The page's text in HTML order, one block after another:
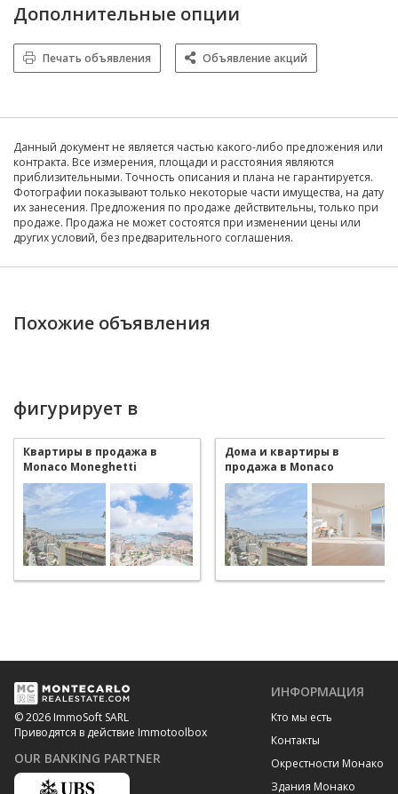
Дополнительные опции
Печать объявления Объявление акций
Данный документ не является частью какого-либо предложения или
контракта. Все измерения, площади и расстояния являются
приблизительными. Точность описания и плана не гарантируется.
Фотографии показывают только некоторые части имущества, на дату
их занесения. Предложения по продаже действительны, только при
продаже. Продажа не может состоятся при изменении цены или
других условий, без предварительного соглашения.
Похожие объявления
фигурирует в
Квартиры в продажа в
Monaco Moneghetti
Дома и квартиры в
продажа в Monaco
Moneghetti
© 2026 ImmoSoft SARL
Приводятся в действие Immotoolbox
OUR BANKING PARTNER
ИНФОРМАЦИЯ
Кто мы есть
Контакты
Окрестности Монако
Здания Монако